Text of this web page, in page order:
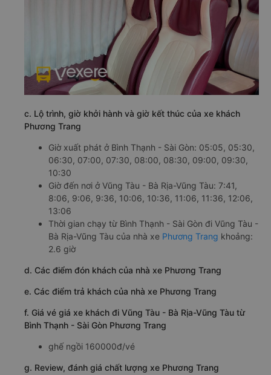
c. Lộ trình, giờ khởi hành và giờ kết thúc của xe khách
Phương Trang
Giờ xuất phát ở Bình Thạnh - Sài Gòn: 05:05, 05:30,
06:30, 07:00, 07:30, 08:00, 08:30, 09:00, 09:30,
10:30
Giờ đến nơi ở Vũng Tàu - Bà Rịa-Vũng Tàu: 7:41,
8:06, 9:06, 9:36, 10:06, 10:36, 11:06, 11:36, 12:06,
13:06
Thời gian chạy từ Bình Thạnh - Sài Gòn đi Vũng Tàu -
Bà Rịa-Vũng Tàu của nhà xe Phương Trang khoảng:
2.6 giờ
d. Các điểm đón khách của nhà xe Phương Trang
e. Các điểm trả khách của nhà xe Phương Trang
f. Giá vé giá xe khách đi Vũng Tàu - Bà Rịa-Vũng Tàu từ
Bình Thạnh - Sài Gòn Phương Trang
ghế ngồi 160000đ/vé
g. Review, đánh giá chất lượng xe Phương Trang